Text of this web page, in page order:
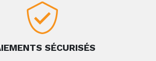
SÉCURISÉS